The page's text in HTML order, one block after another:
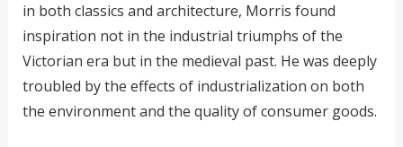
in both classics and architecture, Morris found
inspiration not in the industrial triumphs of the
Victorian era but in the medieval past. He was deeply
troubled by the effects of industrialization on both
the environment and the quality of consumer goods.